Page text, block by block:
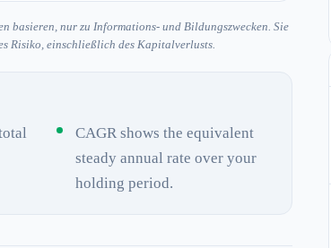
basieren, nur zu Informations- und Bildungszwecken. Sie
Risiko, einschließlich des Kapitalverlusts.
CAGR shows the equivalent
steady annual rate over your
holding period.